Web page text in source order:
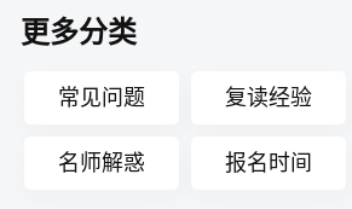
更多分类
常见问题 复读经验
名师解惑 报名时间